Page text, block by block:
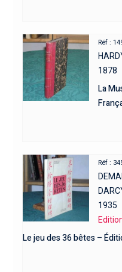
Réf :
1878
La
Réf :
1935
Le jeu des 36 bêtes –